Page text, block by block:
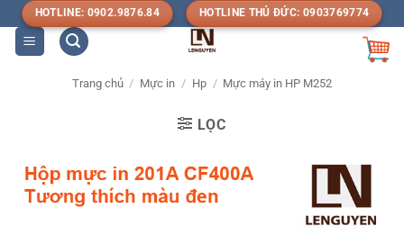
qua
nội
HOTLINE: 0902.9876.84 HOTLINE THỦ ĐỨC: 0903769774
Trang chủ / Mực in / Hp / Mực máy in HP M252
LỌC